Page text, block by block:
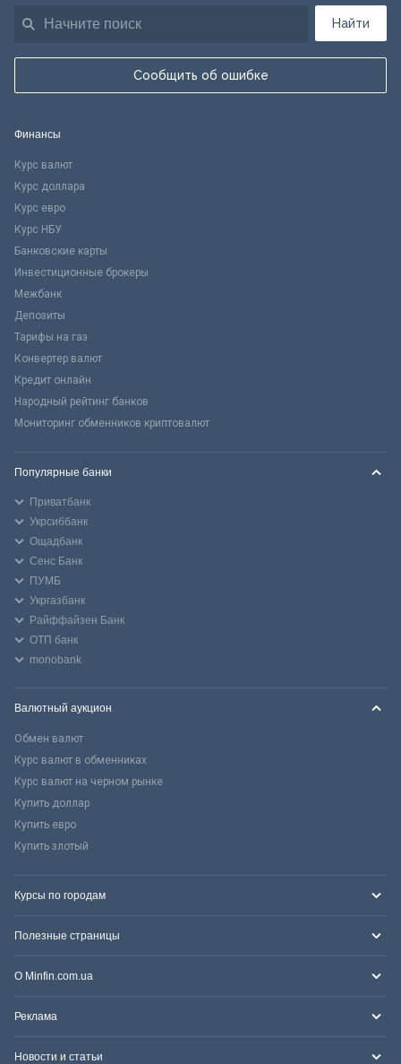
Найти
Сообщить об ошибке
Финансы
Курс валют
Курс доллара
Курс евро
Курс НБУ
Банковские карты
Инвестиционные брокеры
Межбанк
Депозиты
Тарифы на газ
Конвертер валют
Кредит онлайн
Народный рейтинг банков
Мониторинг обменников криптовалют
Популярные банки
Приватбанк
Укрсиббанк
Ощадбанк
Сенс Банк
ПУМБ
Укргазбанк
Райффайзен Банк
ОТП банк
monobank
Валютный аукцион
Обмен валют
Курс валют в обменниках
Курс валют на черном рынке
Купить доллар
Купить евро
Купить злотый
Курсы по городам
Полезные страницы
О Minfin.com.ua
Реклама
Новости и статьи